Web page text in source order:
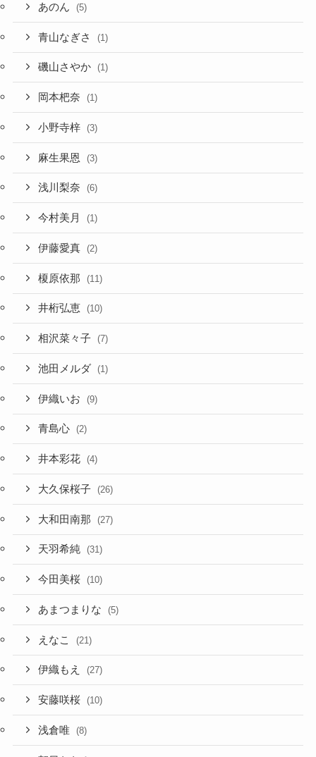
あのん (5)
青山なぎさ (1)
磯山さやか (1)
岡本杷奈 (1)
小野寺梓 (3)
麻生果恩 (3)
浅川梨奈 (6)
今村美月 (1)
伊藤愛真 (2)
榎原依那 (11)
井桁弘恵 (10)
相沢菜々子 (7)
池田メルダ (1)
伊織いお (9)
青島心 (2)
井本彩花 (4)
大久保桜子 (26)
大和田南那 (27)
天羽希純 (31)
今田美桜 (10)
あまつまりな (5)
えなこ (21)
伊織もえ (27)
安藤咲桜 (10)
浅倉唯 (8)